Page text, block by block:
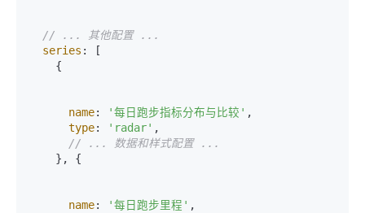
// ... 其他配置 ...
series : [
name: '每日跑步指标分布与比较' ,
type: 'radar' ,
// ... 数据和样式配置 ...
name: '每日跑步里程' ,